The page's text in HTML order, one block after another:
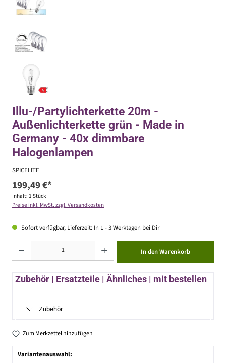
Illu-/Partylichterkette 20m -
Außenlichterkette grün - Made in
Germany - 40x dimmbare
Halogenlampen
SPICELITE
199,49 €*
Inhalt: 1 Stück
Preise inkl. MwSt. zzgl. Versandkosten
Sofort verfügbar, Lieferzeit: In 1 - 3 Werktagen bei Dir
In den Warenkorb
Zubehör | Ersatzteile | Ähnliches | mit bestellen
Zubehör
Zum Merkzettel hinzufügen
Variantenauswahl: